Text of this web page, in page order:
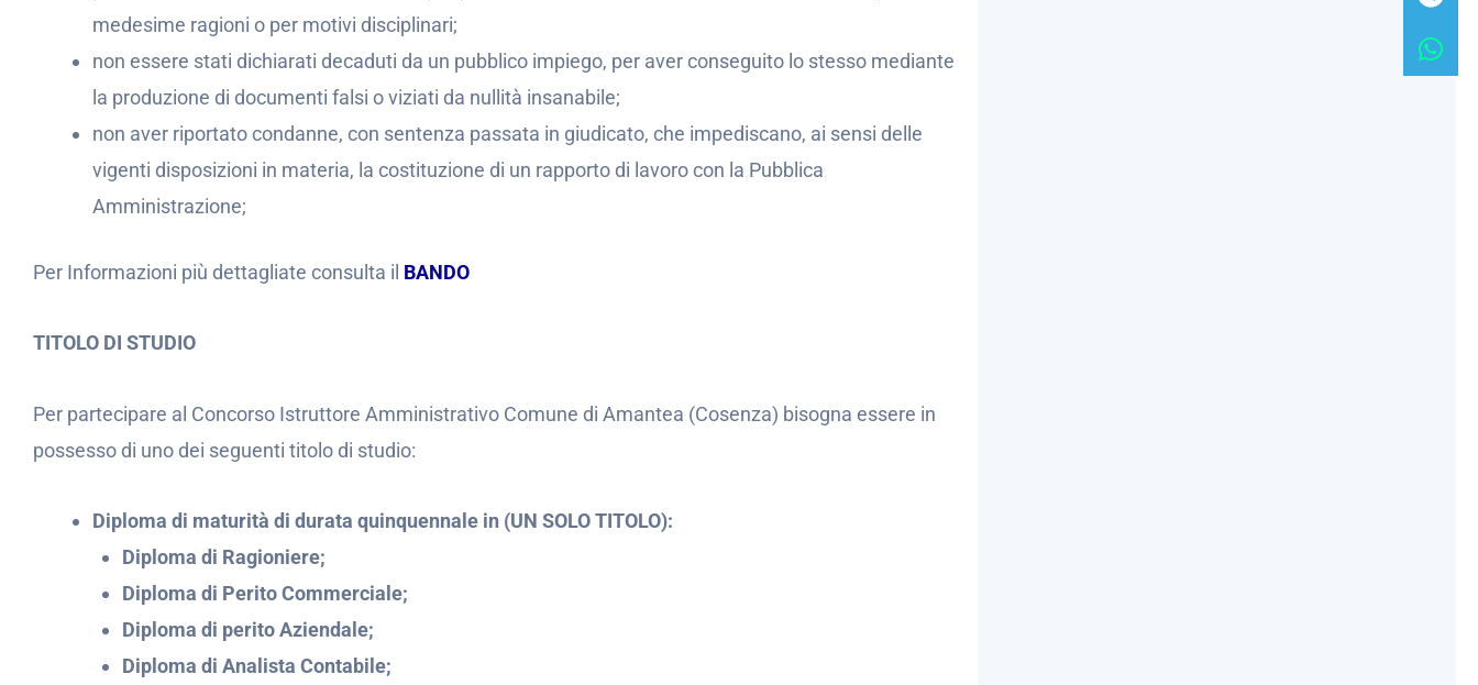
medesime ragioni o per motivi disciplinari;
non essere stati dichiarati decaduti da un pubblico impiego, per aver conseguito lo stesso mediante
la produzione di documenti falsi o viziati da nullità insanabile;
non aver riportato condanne, con sentenza passata in giudicato, che impediscano, ai sensi delle
vigenti disposizioni in materia, la costituzione di un rapporto di lavoro con la Pubblica
Amministrazione;
Per Informazioni più dettagliate consulta il BANDO
TITOLO DI STUDIO
Per partecipare al Concorso Istruttore Amministrativo Comune di Amantea (Cosenza) bisogna essere in
possesso di uno dei seguenti titolo di studio:
Diploma di maturità di durata quinquennale in (UN SOLO TITOLO):
Diploma di Ragioniere;
Diploma di Perito Commerciale;
Diploma di perito Aziendale;
Diploma di Analista Contabile;